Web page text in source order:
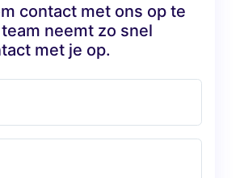
contact met ons op te
neemt zo snel
met je op.